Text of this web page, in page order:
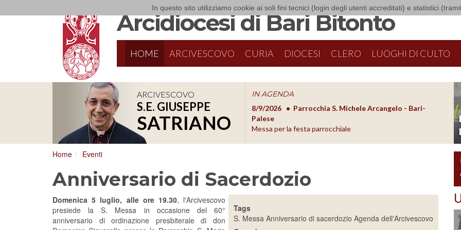
In questo sito utilizziamo cookie ai soli fini tecnici (login degli utenti accreditati) e statistici
Arcidiocesi di Bari Bitonto
HOME ARCIVESCOVO CURIA DIOCESI CLERO LUOGHI DI CULTO
ARCIVESCOVO
S.E. GIUSEPPE
SATRIANO
IN AGENDA
8/17/2026
Conversano
Conferenza Episcopale Pugliese
8/9/2026
Parrocchia S. Michele Arcangelo - Bari-
Palese
Messa per la festa parrocchiale
8/10/
Home Eventi
Anniversario di Sacerdozio
Tags
S. Messa Anniversario di sacerdozio Agenda dell'Arcivescovo
Domenica 5 luglio, alle ore 19.30, l'Arcivescovo
presiede la S. Messa in occasione del 60°
anniversario di ordinazione presbiterale di don